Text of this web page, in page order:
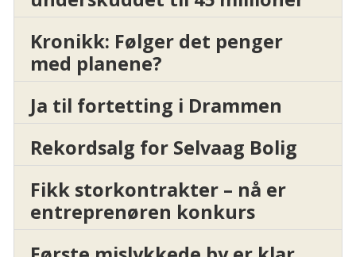
Kronikk: Følger det penger
med planene?
Ja til fortetting i Drammen
Rekordsalg for Selvaag Bolig
Fikk storkontrakter – nå er
entreprenøren konkurs